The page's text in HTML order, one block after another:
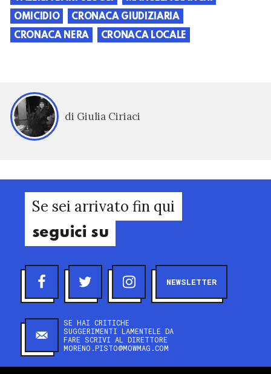
OMICIDIO
CRONACA GIUDIZIARIA
CRONACA NERA
CRONACA LOCALE
di Giulia Ciriaci
Se sei arrivato fin qui
seguici su
NEWSLETTER
SE HAI CRITICHE
SUGGERIMENTI LAMENTELE DA
FARE SCRIVI AL DIRETTORE
MORENO.PISTO@MOWMAG.COM